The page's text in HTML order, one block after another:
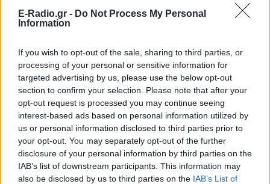
E-Radio.gr - Do Not Process My Personal
Information
If you wish to opt-out of the sale, sharing to third parties, or
processing of your personal or sensitive information for
targeted advertising by us, please use the below opt-out
section to confirm your selection. Please note that after your
opt-out request is processed you may continue seeing
interest-based ads based on personal information utilized by
us or personal information disclosed to third parties prior to
your opt-out. You may separately opt-out of the further
disclosure of your personal information by third parties on the
IAB’s list of downstream participants. This information may
also be disclosed by us to third parties on the IAB’s List of
Ακολουθήστε το E-Radio.gr στο Google News
και μάθετε πρώτοιτα πιο hot νέα.
Εσύ μπήκες στο E-Daily.gr; Τα νέα της ημέρας
και ότι σου κάνει κλικ!
Ακολουθήστε το E-Radio.gr και στο Instagram
ΔΙΑΦΗΜΙΣΗ